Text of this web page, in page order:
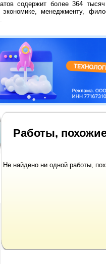
содержит более 364
экономике, менеджменту,
Работы,
Не найдено ни одной работы,